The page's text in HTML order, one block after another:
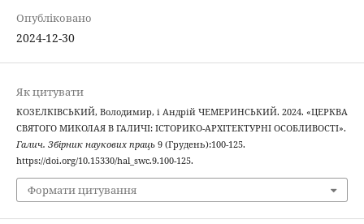
Опубліковано
2024-12-30
Як цитувати
КОЗЕЛКІВСЬКИЙ, Володимир, і Андрій ЧЕМЕРИНСЬКИЙ. 2024. «ЦЕРКВА
СВЯТОГО МИКОЛАЯ В ГАЛИЧІ: ІСТОРИКО-АРХІТЕКТУРНІ ОСОБЛИВОСТІ».
Галич. Збірник наукових праць9 (Грудень):100-125.
https://doi.org/10.15330/hal_swc.9.100-125.
Формати цитування